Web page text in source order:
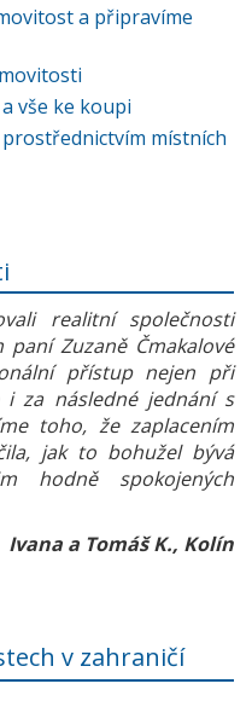
a připravíme
vše ke koupi
místních
realitní společnosti
paní Zuzaně Čmakalové
přístup nejen při
za následné jednání s
toho, že zaplacením
jak to bohužel bývá
hodně spokojených
Ivana a Tomáš K., Kolín
v zahraničí